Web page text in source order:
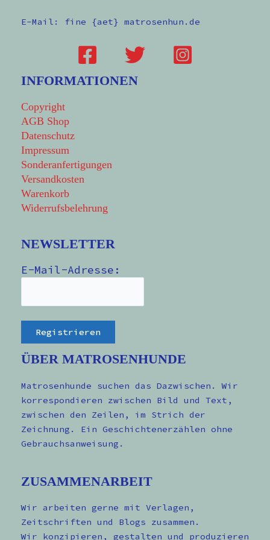
E-Mail: fine {aet} matrosenhun.de
INFORMATIONEN
Copyright
AGB Shop
Datenschutz
Impressum
Sonderanfertigungen
Versandkosten
Warenkorb
Widerrufsbelehrung
NEWSLETTER
E-Mail-Adresse:
ÜBER MATROSENHUNDE
Matrosenhunde suchen das Dazwischen. Wir
korrespondieren zwischen Bild und Text,
zwischen den Zeilen, im Strich der
Zeichnung. Ein Geschichtenerzählen ohne
Gebrauchsanweisung.
ZUSAMMENARBEIT
Wir arbeiten gerne mit Verlagen,
Zeitschriften und Blogs zusammen.
Wir konzipieren, gestalten und produzieren